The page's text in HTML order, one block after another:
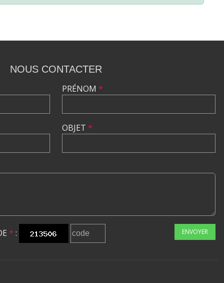
NOUS CONTACTER
PRÉNOM *
OBJET *
* : ENVOYER